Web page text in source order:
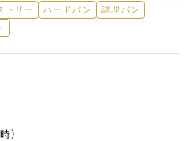
ームへの落とし込み
くので、新しいメニューが出る
を軌道に乗せる。
トリー ハードパン
調理パン
）